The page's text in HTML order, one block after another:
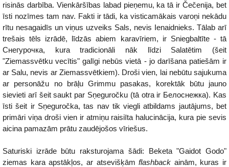
risinās darbība. Vienkāršības labad pieņemu, ka tā ir Čečenija, bet
īsti nozīmes tam nav. Fakti ir tādi, ka visticamākais varoņi nekādu
rītu nesagaidīs un viņus uzveiks Sals, nevis Ienaidnieks. Tālab arī
trešais tēls izrādē, līdzās abiem karavīriem, ir Sniegbaltīte - tā
Снегурочка, kura tradicionāli nāk līdzi Salatētim (šeit
"Ziemassvētku vecītis" galīgi nebūs vietā - jo darīšana patiešām ir
ar Salu, nevis ar Ziemassvētkiem). Droši vien, lai nebūtu sajukuma
ar personāžu no brāļu Grimmu pasakas, korektāk būtu jauno
sievieti arī šeit saukt par Sņeguročku (tā otra ir Белоснежка). Kas
īsti šeit ir Sņeguročka, tas nav tik viegli atbildams jautājums, bet
primāri viņa droši vien ir atmiņu raisiīta halucinācija, kura pie sevis
aicina pamazām prātu zaudējošos vīriešus.
Saturiski izrāde būtu raksturojama šādi: Beketa "Gaidot Godo"
ziemas kara apstākļos, ar atsevišķāmflashback ainām, kuras ir